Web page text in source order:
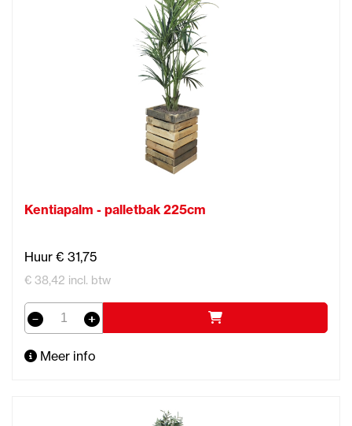
Kentiapalm - palletbak 225cm
Huur € 31,75
€ 38,42 incl. btw
Meer info